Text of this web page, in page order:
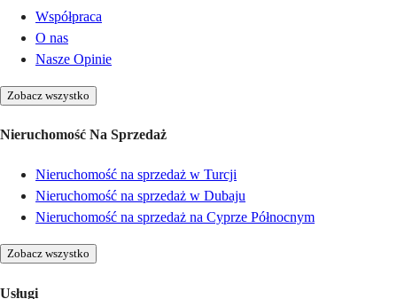
Współpraca
O nas
Nasze Opinie
Zobacz wszystko
Nieruchomość Na Sprzedaż
Nieruchomość na sprzedaż w Turcji
Nieruchomość na sprzedaż w Dubaju
Nieruchomość na sprzedaż na Cyprze Północnym
Zobacz wszystko
Usługi